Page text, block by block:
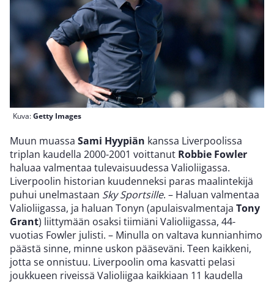
Kuva:Getty Images
Muun muassa Sami Hyypiän kanssa Liverpoolissa
triplan kaudella 2000-2001 voittanut Robbie Fowler
haluaa valmentaa tulevaisuudessa Valioliigassa.
Liverpoolin historian kuudenneksi paras maalintekijä
puhui unelmastaan Sky Sportsille. – Haluan valmentaa
Valioliigassa, ja haluan Tonyn (apulaisvalmentaja Tony
Grant) liittymään osaksi tiimiäni Valioliigassa, 44-
vuotias Fowler julisti. – Minulla on valtava kunnianhimo
päästä sinne, minne uskon pääseväni. Teen kaikkeni,
jotta se onnistuu. Liverpoolin oma kasvatti pelasi
joukkueen riveissä Valioliigaa kaikkiaan 11 kaudella